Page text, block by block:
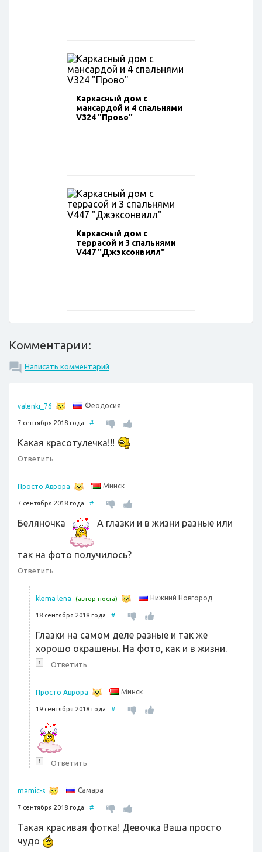
Каркасный дом с
мансардой и 4 спальнями
V324 "Прово"
Каркасный дом с
террасой и 3 спальнями
V447 "Джэксонвилл"
Комментарии:
Написать комментарий
valenki_76 Феодосия
7 сентября 2018 года #
Какая красотулечка!!!
Ответить
Просто Аврора Минск
7 сентября 2018 года #
Беляночка А глазки и в жизни разные или
так на фото получилось?
Ответить
klema lena (автор поста) Нижний Новгород
18 сентября 2018 года #
Глазки на самом деле разные и так же
хорошо окрашены. На фото, как и в жизни.
↑ Ответить
Просто Аврора Минск
19 сентября 2018 года #
↑ Ответить
mamic-s Самара
7 сентября 2018 года #
Такая красивая фотка! Девочка Ваша просто
чудо